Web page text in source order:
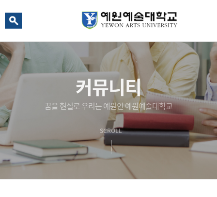
커뮤니티
꿈을 현실로 우리는 예원인 예원예술대학교
SCROLL
예원 AI
예원예술대학교 AI 상담